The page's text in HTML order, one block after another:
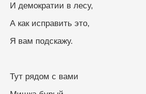
И демократии в лесу,
А как исправить это,
Я вам подскажу.
Тут рядом с вами